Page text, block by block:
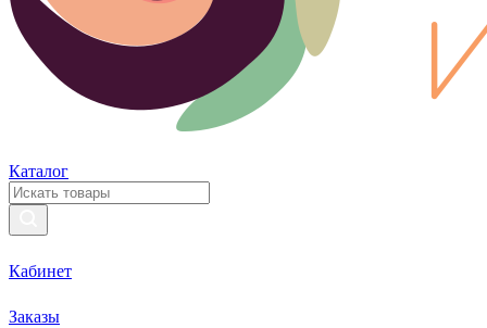
Каталог
Кабинет
Заказы